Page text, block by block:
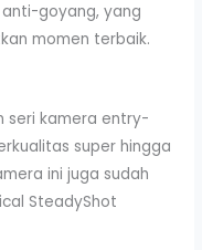
goyang, yang
momen terbaik.
seri kamera entry-
super hingga
ini juga sudah
SteadyShot